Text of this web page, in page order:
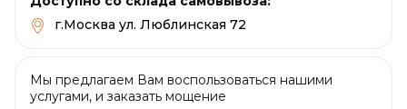
г.Москва ул. Люблинская 72
Мы предлагаем Вам воспользоваться нашими
услугами, и заказать мощение